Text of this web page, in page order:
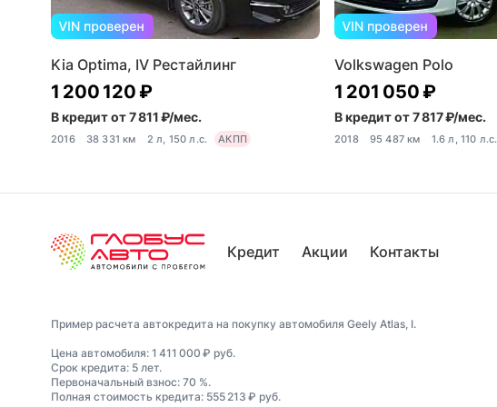
Kia Optima, IV Рестайлинг
1 200 120 ₽
В кредит от 7 811 ₽/мес.
2016 38 331 км 2 л, 150 л.с. АКПП
Volkswagen Polo
1 201 050 ₽
В кредит от 7 817 ₽/мес.
2018 95 487 км 1.6 л, 110 л.с.
Кредит Акции Контакты
Пример расчета автокредита на покупку автомобиля Geely Atlas, I.
Цена автомобиля: 1 411 000 ₽ руб.
Срок кредита: 5 лет.
Первоначальный взнос: 70 %.
Полная стоимость кредита: 555 213 ₽ руб.